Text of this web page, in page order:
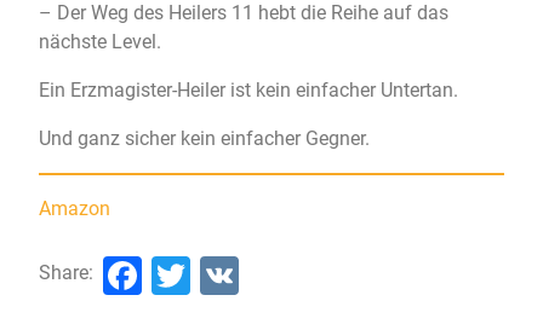
– Der Weg des Heilers 11 hebt die Reihe auf das
nächste Level.
Ein Erzmagister-Heiler ist kein einfacher Untertan.
Und ganz sicher kein einfacher Gegner.
Amazon
Share: Facebook
Twitter